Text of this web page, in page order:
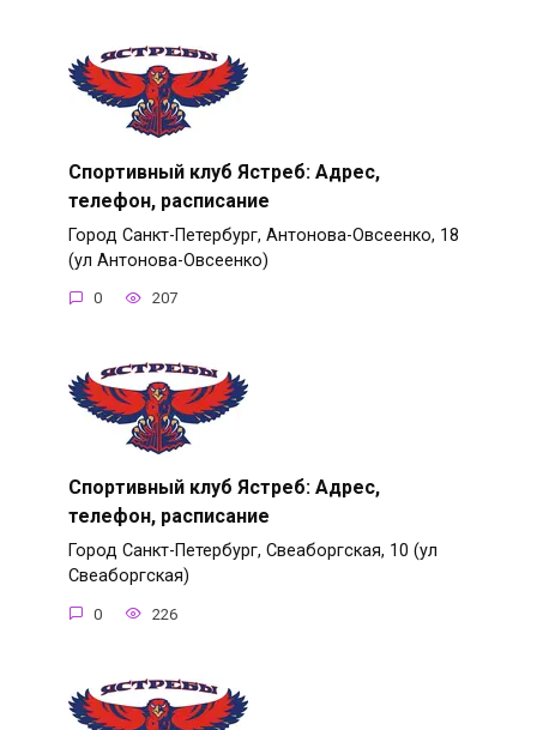
Спортивный клуб Ястреб: Адрес,
телефон, расписание
Город Санкт-Петербург, Антонова-Овсеенко, 18
(ул Антонова-Овсеенко)
0 207
Спортивный клуб Ястреб: Адрес,
телефон, расписание
Город Санкт-Петербург, Свеаборгская, 10 (ул
Свеаборгская)
0 226